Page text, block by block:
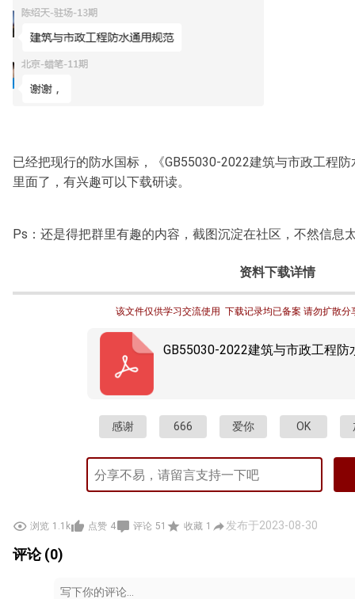
已经把现行的防水国标，《GB55030-2022建筑与市政工程
里面了，有兴趣可以下载研读。
Ps：还是得把群里有趣的内容，截图沉淀在社区，不然信息
资料下载详情
该文件仅供学习交流使用  下载记录均已备案 请勿扩散分
GB55030-2022建筑与市政工程防
感谢 666 爱你 OK
浏览 1.1k 点赞 4 评论 51 收藏 1 发布于2023-08-30
评论 (0)